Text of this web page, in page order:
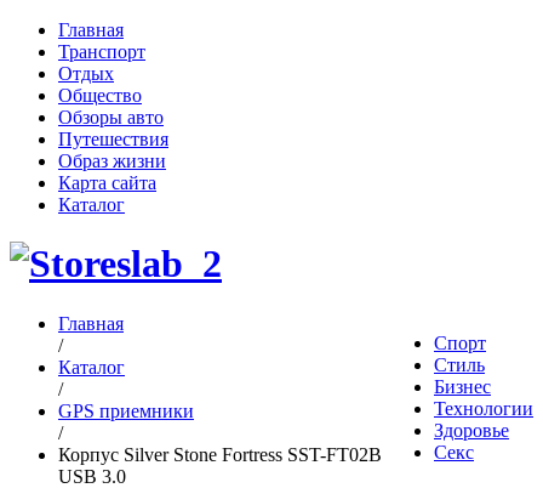
Главная
Транспорт
Отдых
Общество
Обзоры авто
Путешествия
Образ жизни
Карта сайта
Каталог
Спорт
Стиль
Бизнес
Технологии
Здоровье
Секс
Главная
/
Каталог
/
GPS приемники
/
Корпус Silver Stone Fortress SST-FT02B
USB 3.0